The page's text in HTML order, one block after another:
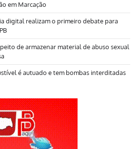
em Marcação
digital realizam o primeiro debate para
de armazenar material de abuso sexual
é autuado e tem bombas interditadas